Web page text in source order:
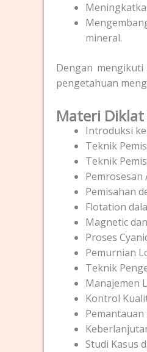
mineral.
Dengan
pengetahuan
Materi Diklat
Introduksi
Teknik
Teknik
Pemrosesan
Pemisahan
Flotation
Magnetic
Proses
Pemurnian
Teknik
Manajemen
Kontrol
Studi Kasus